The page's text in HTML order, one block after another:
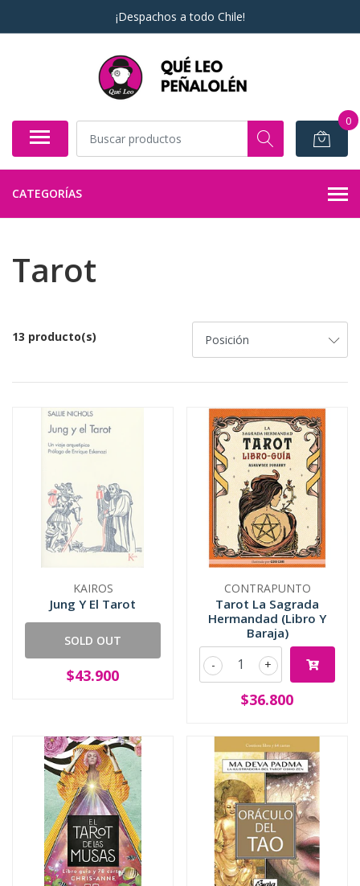
¡Despachos a todo Chile!
0
CATEGORÍAS
Tarot
13 producto(s)
KAIROS
Jung Y El Tarot
SOLD OUT
$43.900
CONTRAPUNTO
Tarot La Sagrada
Hermandad (Libro Y
Baraja)
+
-
$36.800